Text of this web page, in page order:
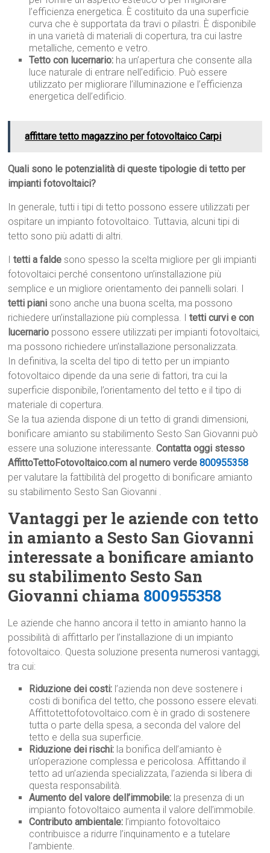
l’efficienza energetica. È costituito da una superficie
curva che è supportata da travi o pilastri. È disponibile
in una varietà di materiali di copertura, tra cui lastre
metalliche, cemento e vetro.
Tetto con lucernario: ha un’apertura che consente alla
luce naturale di entrare nell’edificio. Può essere
utilizzato per migliorare l’illuminazione e l’efficienza
energetica dell’edificio.
affittare tetto magazzino per fotovoltaico Carpi
Quali sono le potenzialità di queste tipologie di tetto per
impianti fotovoltaici?
In generale, tutti i tipi di tetto possono essere utilizzati per
ospitare un impianto fotovoltaico. Tuttavia, alcuni tipi di
tetto sono più adatti di altri.
Itetti a falde sono spesso la scelta migliore per gli impianti
fotovoltaici perché consentono un’installazione più
semplice e un migliore orientamento dei pannelli solari. I
tetti piani sono anche una buona scelta, ma possono
richiedere un’installazione più complessa. Itetti curvi e con
lucernario possono essere utilizzati per impianti fotovoltaici,
ma possono richiedere un’installazione personalizzata.
In definitiva, la scelta del tipo di tetto per un impianto
fotovoltaico dipende da una serie di fattori, tra cui la
superficie disponibile, l’orientamento del tetto e il tipo di
materiale di copertura.
Se la tua azienda dispone di un tetto di grandi dimensioni,
bonificare amianto su stabilimento Sesto San Giovanni può
essere una soluzione interessante.Contatta oggi stesso
AffittoTettoFotovoltaico.com al numero verde800955358
per valutare la fattibilità del progetto di bonificare amianto
su stabilimento Sesto San Giovanni .
Vantaggi per le aziende con tetto
in amianto a Sesto San Giovanni
interessate a bonificare amianto
su stabilimento Sesto San
Giovanni chiama 800955358
Le aziende che hanno ancora il tetto in amianto hanno la
possibilità di affittarlo per l’installazione di un impianto
fotovoltaico. Questa soluzione presenta numerosi vantaggi,
tra cui:
Riduzione dei costi: l’azienda non deve sostenere i
costi di bonifica del tetto, che possono essere elevati.
Affittotettofotovoltaico.com è in grado di sostenere
tutta o parte della spesa, a seconda del valore del
tetto e della sua superficie.
Riduzione dei rischi: la bonifica dell’amianto è
un’operazione complessa e pericolosa. Affittando il
tetto ad un’azienda specializzata, l’azienda si libera di
questa responsabilità.
Aumento del valore dell’immobile: la presenza di un
impianto fotovoltaico aumenta il valore dell’immobile.
Contributo ambientale: l’impianto fotovoltaico
contribuisce a ridurre l’inquinamento e a tutelare
l’ambiente.